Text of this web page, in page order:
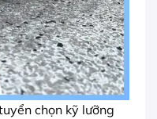
chọn kỹ lưỡng